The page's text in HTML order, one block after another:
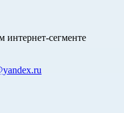
интернет-сегменте